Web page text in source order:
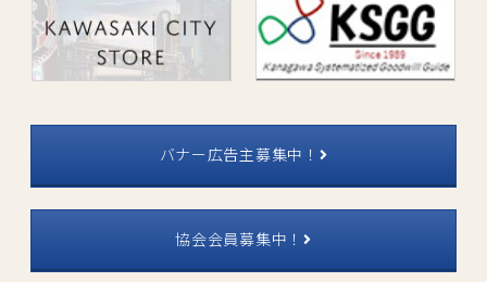
バナー広告主募集中！
協会会員募集中！